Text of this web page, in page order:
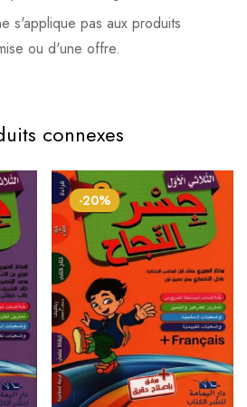
s'applique pas aux produits
ou d'une offre.
connexes
-20%